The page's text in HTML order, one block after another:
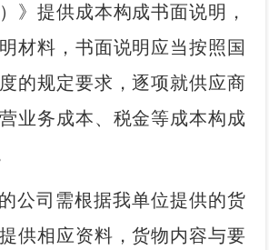
》提供成本构成书面说明，
材料，书面说明应当按照国
的规定要求，逐项就供应商
业务成本、税金等成本构成
公司需根据我单位提供的货
供相应资料，货物内容与要